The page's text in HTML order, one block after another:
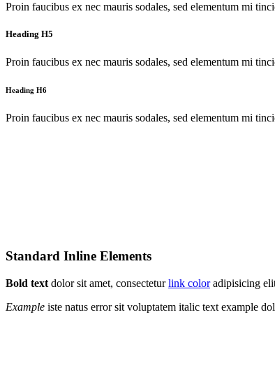
Proin faucibus ex nec mauris sodales, sed elementum mi
Heading H5
Proin faucibus ex nec mauris sodales, sed elementum mi
Heading H6
Proin faucibus ex nec mauris sodales, sed elementum mi
Standard Inline Elements
Bold text dolor sit amet, consecteturlink coloradipisicing
Example iste natus error sit voluptatem italic text example